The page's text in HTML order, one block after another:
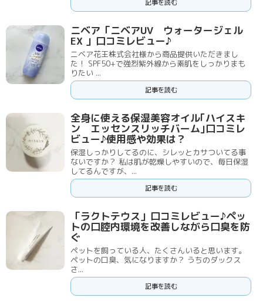
記事を読む
ニベア「ニベアUV ウォータージェル
EX 」口コミレビュー♪
ニベア花王株式会社様から商品提供いただきまし
た！ SPF50+で強烈紫外線から素肌をしっかりまも
りたい ...
記事を読む
全身に使える保湿美容オイル｢ハイスキ
ン エッセンスリッチバーム｣口コミレ
ビュー♪使用感や効果は？
保湿しっかりしてるのに、シレッとカサついてる事
ないですか？ 私は肌が乾燥しやすいので、毎日保湿
してるんですが、...
記事を読む
「ラクトテウス」口コミレビュー♪ペッ
トの口腔内環境を改善しながら口臭を防
ぐ
ペットを飼っている人、たくさんいると思います。
ペットの口臭、気になりますか？ うちのダックス
さ...
記事を読む